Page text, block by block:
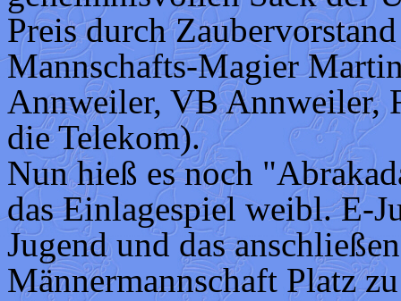
Preis durch
Mannschafts-Magier
Annweiler, VB Annweiler,
die Telekom).
Nun hieß es noch
das Einlagespiel weibl. E-
Jugend und das
Männermannschaft Platz